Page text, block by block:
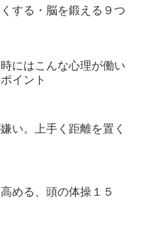
する・脳を鍛える９つ
にはこんな心理が働い
イント
い。上手く距離を置く
める、頭の体操１５